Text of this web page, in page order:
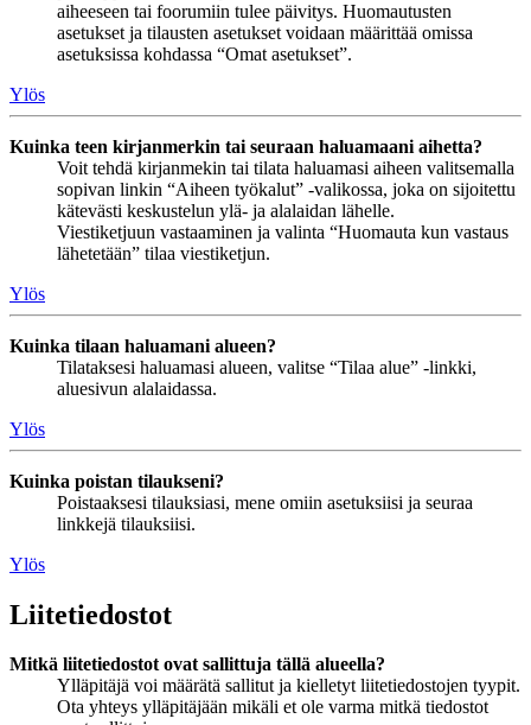
aiheeseen tai foorumiin tulee päivitys. Huomautusten
asetukset ja tilausten asetukset voidaan määrittää omissa
asetuksissa kohdassa “Omat asetukset”.
Ylös
Kuinka teen kirjanmerkin tai seuraan haluamaani aihetta?
Voit tehdä kirjanmekin tai tilata haluamasi aiheen valitsemalla
sopivan linkin “Aiheen työkalut” -valikossa, joka on sijoitettu
kätevästi keskustelun ylä- ja alalaidan lähelle.
Viestiketjuun vastaaminen ja valinta “Huomauta kun vastaus
lähetetään” tilaa viestiketjun.
Ylös
Kuinka tilaan haluamani alueen?
Tilataksesi haluamasi alueen, valitse “Tilaa alue” -linkki,
aluesivun alalaidassa.
Ylös
Kuinka poistan tilaukseni?
Poistaaksesi tilauksiasi, mene omiin asetuksiisi ja seuraa
linkkejä tilauksiisi.
Ylös
Liitetiedostot
Mitkä liitetiedostot ovat sallittuja tällä alueella?
Ylläpitäjä voi määrätä sallitut ja kielletyt liitetiedostojen tyypit.
Ota yhteys ylläpitäjään mikäli et ole varma mitkä tiedostot